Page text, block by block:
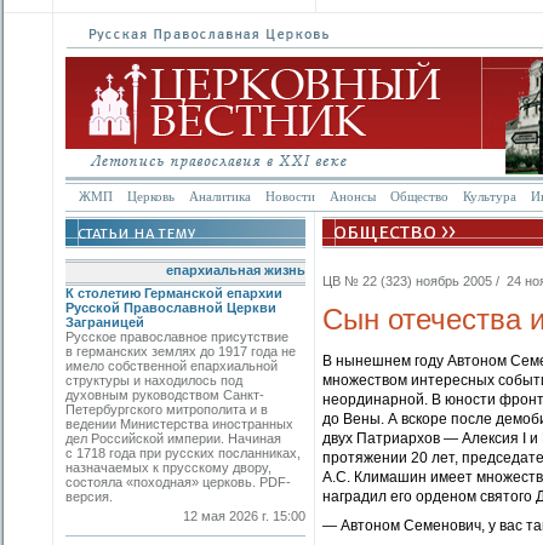
ЖМП Церковь Аналитика Новости Анонсы Общество Культура
епархиальная жизнь
К столетию Германской епархии
Русской Православной Церкви
Заграницей
Русское православное присутствие
в германских землях до 1917 года не
имело собственной епархиальной
структуры и находилось под
духовным руководством Санкт-
Петербургского митрополита и в
ведении Министерства иностранных
дел Российской империи. Начиная
с 1718 года при русских посланниках,
назначаемых к прусскому двору,
состояла «походная» церковь. PDF-
версия.
12 мая 2026 г. 15:00
ЦВ № 22 (323) ноябрь 2005 / 24
Сын отечества
В нынешнем году Автоном
множеством интересных
неординарной. В юности
до Вены. А вскоре после
двух Патриархов — Алексия I
протяжении 20 лет,
А.С. Климашин имеет
наградил его орденом святого
— Автоном Семенович, у вас